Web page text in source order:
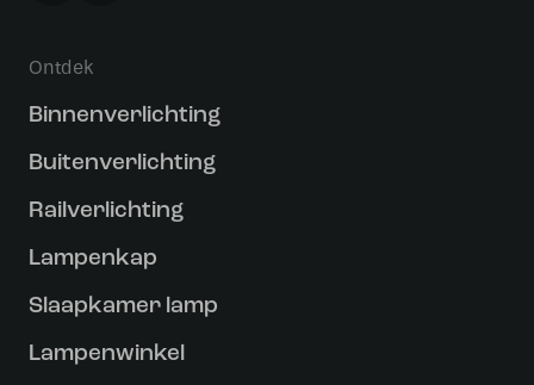
Ontdek
Binnenverlichting
Buitenverlichting
Railverlichting
Lampenkap
Slaapkamer lamp
Lampenwinkel